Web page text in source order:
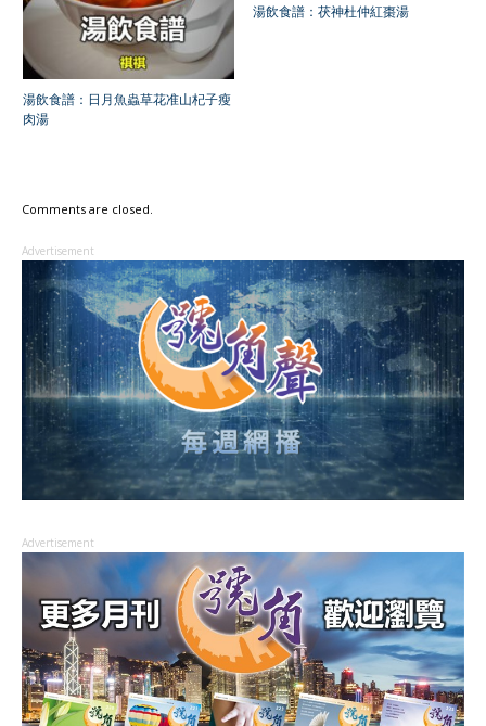
湯飲食譜：日月魚蟲草花准山杞子瘦
肉湯
湯飲食譜：茯神杜仲紅棗湯
Comments are closed.
Advertisement
Advertisement